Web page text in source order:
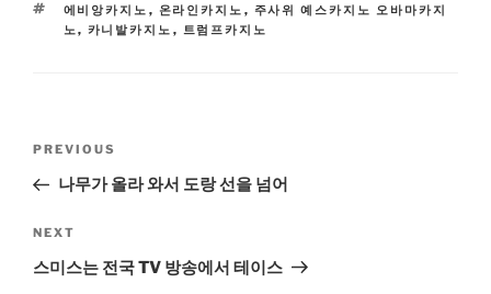
TAGS
에비앙카지노 , 온라인카지노 , 주사위 예스카지노 오바마카지
노, 카니발카지노 , 트럼프카지노
Previous
Post
PREVIOUS
나무가 올라 와서 도랑 선을 넘어
Next
Post
NEXT
스미스는 전국 TV 방송에서 테이스